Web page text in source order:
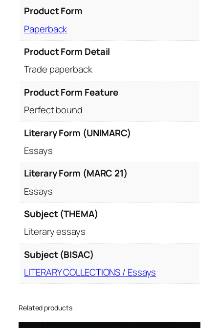
Product Form
Paperback
Product Form Detail
Trade paperback
Product Form Feature
Perfect bound
Literary Form (UNIMARC)
Essays
Literary Form (MARC 21)
Essays
Subject (THEMA)
Literary essays
Subject (BISAC)
LITERARY COLLECTIONS / Essays
Related products